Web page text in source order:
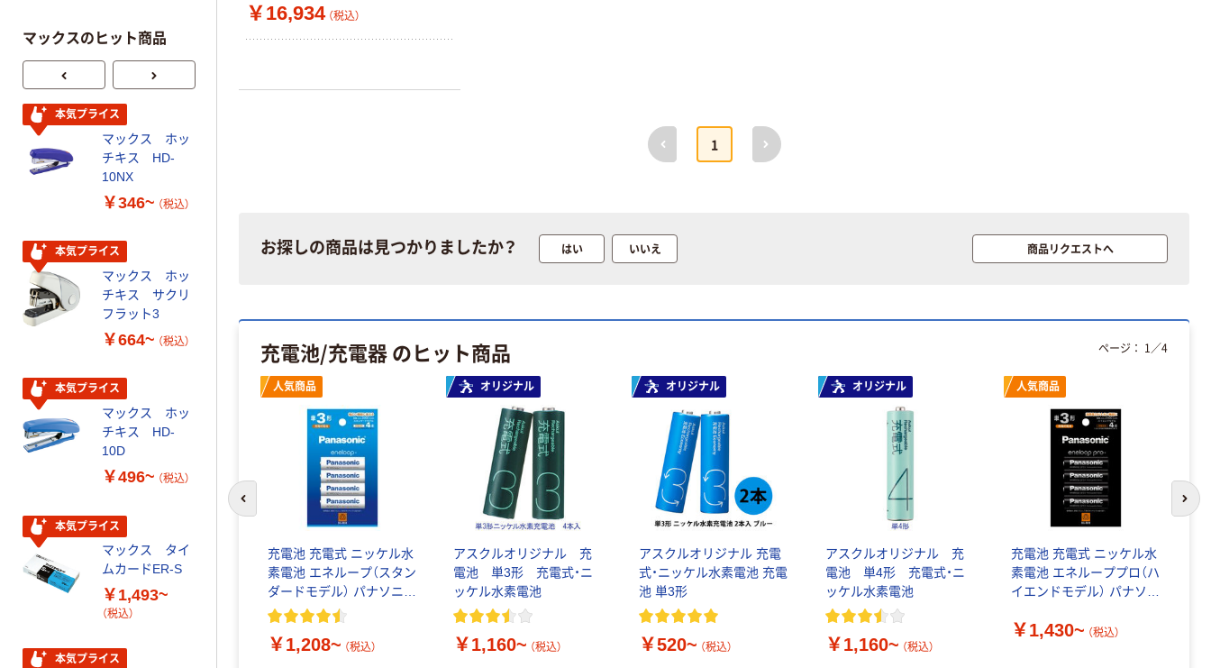
￥16,934 （税込）
前へ
1
次へ
お探しの商品は見つかりましたか？ はい いいえ 商品リクエストへ
充電池/充電器 のヒット商品
当番・
ム電
パナソニック 単1形～4
形充電式電池専用充電
器 BQ-CC25
￥3,980
人気商品
充電池 充電式 ニッケル水
素電池 エネループ（スタン
ダードモデル） パナソニッ
ク
￥1,208~ （税込）
オリジナル
アスクルオリジナル 充
電池 単3形 充電式・ニ
ッケル水素電池
￥1,160~ （税込）
オリジナル
アスクルオリジナル 充電
式・ニッケル水素電池 充電
池 単3形
￥520~ （税込）
オリジナル
アスクルオリジナル 充
電池 単4形 充電式・ニ
ッケル水素電池
￥1,160~ （税込）
人気商品
充電池 充電式 ニッケル水
素電池 エネループプロ（ハ
イエンドモデル） パナソニ
￥1,430~ （税込）
ページ： 1 ／4
前のスライドへ 次
マックスのヒット商品
本気プライス
マックス ホッ
チキス HD-
10NX
￥346~ （税込）
本気プライス
マックス ホッ
チキス サクリ
フラット3
￥664~ （税込）
本気プライス
マックス ホッ
チキス HD-
10D
￥496~ （税込）
本気プライス
マックス タイ
ムカードER-S
￥1,493~
（税込）
本気プライス
人気商品
￥220~ （税込）
マックス ホッ
チキス針 100
本つづり
No.10-5M
￥301~ （税込）
人気商品
マックス 軽あ
けパンチスクー
バ
￥1,135~
（税込）
本気プライス
マックス 中型
フラットホッチ
キス バイモ
80 HD-11UFL
￥5,980~
（税込）
マックス タイ
ムカード用イン
クリボン
￥2,560~
（税込）
マックス ホッ
チキス針（中
人気商品
マックス ホッ
チキス針 バイ
モ80専用
No.11-10mm
￥173~ （税込）
マックス 瞬乾ス
タンプ台
￥904~
（税込）
マックス フラ
ス パワーフラ
ット 26枚とじ
￥1,448~
（税込）
人気商品
マックス リムー
バ ホッチキス
￥629~
本気プライス
￥664~ （税込）
本気プライス
マックス ホッ
チキス HD-
10D
￥496~
本気プライス
マックス タイ
ムカードER-S
￥1,493~